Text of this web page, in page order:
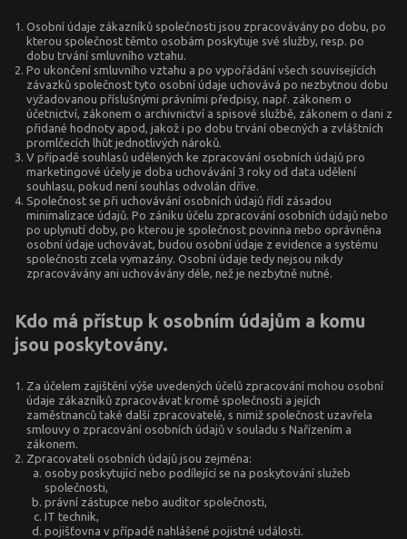
Osobní údaje zákazníků společnosti jsou zpracovávány po dobu, po
kterou společnost těmto osobám poskytuje své služby, resp. po
dobu trvání smluvního vztahu.
Po ukončení smluvního vztahu a po vypořádání všech souvisejících
závazků společnost tyto osobní údaje uchovává po nezbytnou dobu
vyžadovanou příslušnými právními předpisy, např. zákonem o
účetnictví, zákonem o archivnictví a spisové službě, zákonem o dani z
přidané hodnoty apod, jakož i po dobu trvání obecných a zvláštních
promlčecích lhůt jednotlivých nároků.
V případě souhlasů udělených ke zpracování osobních údajů pro
marketingové účely je doba uchovávání 3 roky od data udělení
souhlasu, pokud není souhlas odvolán dříve.
Společnost se při uchovávání osobních údajů řídí zásadou
minimalizace údajů. Po zániku účelu zpracování osobních údajů nebo
po uplynutí doby, po kterou je společnost povinna nebo oprávněna
osobní údaje uchovávat, budou osobní údaje z evidence a systému
společnosti zcela vymazány. Osobní údaje tedy nejsou nikdy
zpracovávány ani uchovávány déle, než je nezbytně nutné.
Kdo má přístup k osobním údajům a komu
jsou poskytovány.
Za účelem zajištění výše uvedených účelů zpracování mohou osobní
údaje zákazníků zpracovávat kromě společnosti a jejích
zaměstnanců také další zpracovatelé, s nimiž společnost uzavřela
smlouvy o zpracování osobních údajů v souladu s Nařízením a
zákonem.
Zpracovateli osobních údajů jsou zejména:
osoby poskytující nebo podílející se na poskytování služeb
společnosti,
právní zástupce nebo auditor společnosti,
IT technik,
pojišťovna v případě nahlášené pojistné události.